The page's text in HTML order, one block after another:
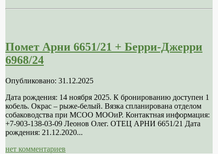
Помет Арни 6651/21 + Берри-Джерри
6968/24
Опубликовано: 31.12.2025
Дата рождения: 14 ноября 2025. К бронированию доступен 1
кобель. Окрас – рыже-белый. Вязка спланирована отделом
собаководства при МСОО МООиР. Контактная информация:
+7-903-138-03-09 Леонов Олег. ОТЕЦ АРНИ 6651/21 Дата
рождения: 21.12.2020...
нет комментариев